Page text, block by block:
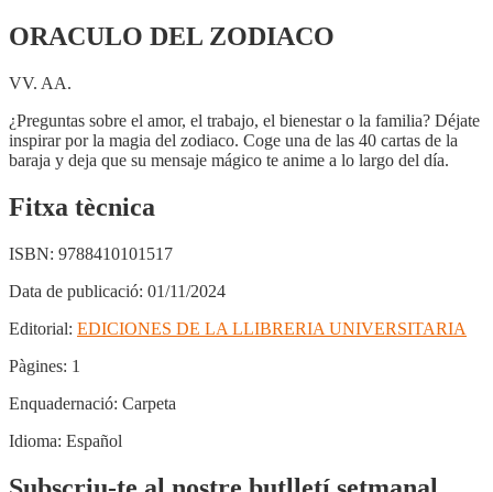
ORACULO DEL ZODIACO
VV. AA.
¿Preguntas sobre el amor, el trabajo, el bienestar o la familia? Déjate
inspirar por la magia del zodiaco. Coge una de las 40 cartas de la
baraja y deja que su mensaje mágico te anime a lo largo del día.
Fitxa tècnica
ISBN: 9788410101517
Data de publicació: 01/11/2024
Editorial: EDICIONES DE LA LLIBRERIA UNIVERSITARIA
Pàgines: 1
Enquadernació: Carpeta
Idioma: Español